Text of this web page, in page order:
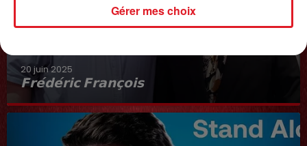
20 juin 2025
𝗙𝗿𝗲́𝗱𝗲́𝗿𝗶𝗰 𝗙𝗿𝗮𝗻𝗰̧𝗼𝗶𝘀
Interview du 20 juin 2025
Gérer mes choix